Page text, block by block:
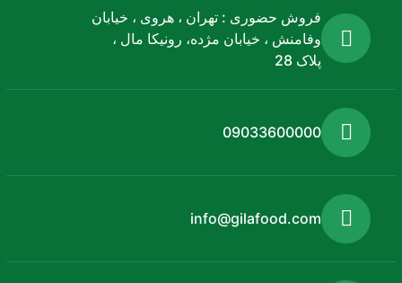
فروش حضوری : تهران ، هروی ، خیابان
وفامنش ، خیابان مژده، رونیکا مال ،
پلاک 28
09033600000
info@gilafood.com